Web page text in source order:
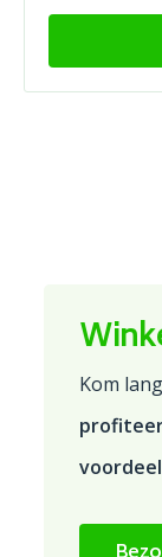
Kom